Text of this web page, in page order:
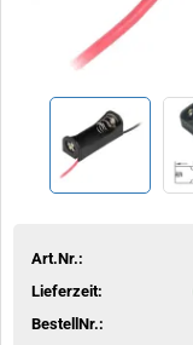
Art.Nr.:
Lieferzeit:
BestellNr.: